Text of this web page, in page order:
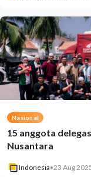
Nasional
15 anggota
Nusantara
Indonesia•23 Aug